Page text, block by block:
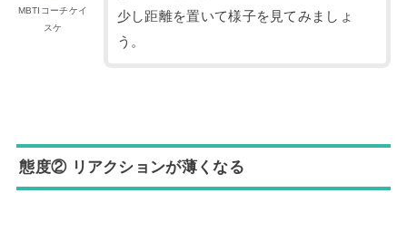
MBTIコーチケイ
スケ
少し距離を置いて様子を見てみましょ
う。
態度② リアクションが薄くなる